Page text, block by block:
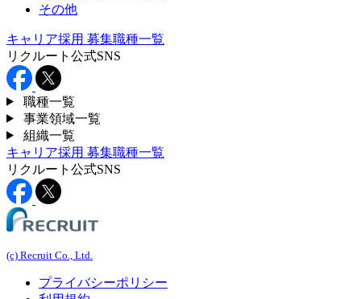
その他
キャリア採用 募集職種一覧
リクルート公式SNS
職種一覧
事業領域一覧
組織一覧
キャリア採用 募集職種一覧
リクルート公式SNS
(c) Recruit Co., Ltd.
プライバシーポリシー